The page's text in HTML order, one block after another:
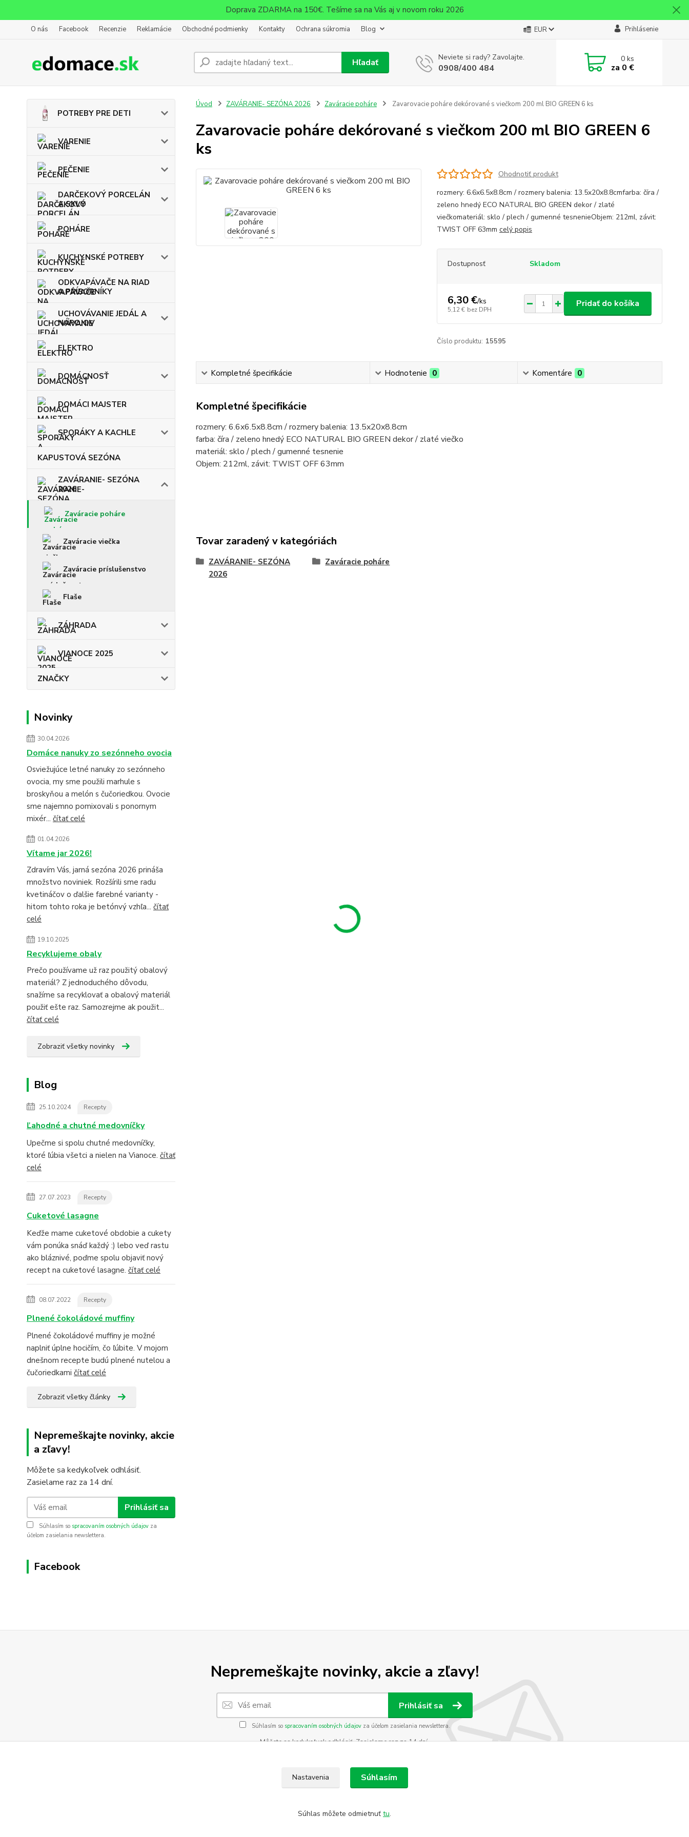
Doprava ZDARMA na 150€. Tešíme sa na Vás aj v novom roku 2026
O nás Facebook Recenzie Reklamácie Obchodné podmienky Kontakty Ochrana súkromia Blog EUR Prihlásenie
Hľadať Neviete si rady? Zavolajte.
0908/400 484
0ks
za 0 €
POTREBY PRE DETI
VARENIE
PEČENIE
DARČEKOVÝ PORCELÁN
A SKLO
POHÁRE
KUCHYNSKÉ POTREBY
ODKVAPÁVAČE NA RIAD
A PRÍBORNÍKY
UCHOVÁVANIE JEDÁL A
NÁPOJOV
ELEKTRO
DOMÁCNOSŤ
DOMÁCI MAJSTER
SPORÁKY A KACHLE
KAPUSTOVÁ SEZÓNA
ZAVÁRANIE- SEZÓNA
2026
Zaváracie poháre
Zaváracie viečka
Zaváracie príslušenstvo
Flaše
ZÁHRADA
VIANOCE 2025
ZNAČKY
Novinky
30.04.2026
Domáce nanuky zo sezónneho ovocia
Osviežujúce letné nanuky zo sezónneho
ovocia, my sme použili marhule s
broskyňou a melón s čučoriedkou. Ovocie
sme najemno pomixovali s ponornym
mixér... čítať celé
01.04.2026
Vítame jar 2026!
Zdravím Vás, jarná sezóna 2026 prináša
množstvo noviniek. Rozšírili sme radu
kvetináčov o ďalšie farebné varianty -
hitom tohto roka je betónvý vzhľa... čítať
celé
19.10.2025
Recyklujeme obaly
Prečo používame už raz použitý obalový
materiál? Z jednoduchého dôvodu,
snažíme sa recyklovať a obalový materiál
použiť ešte raz. Samozrejme ak použit...
čítať celé
Zobraziť všetky novinky
Blog
25.10.2024 Recepty
Ľahodné a chutné medovníčky
Upečme si spolu chutné medovníčky,
ktoré ľúbia všetci a nielen na Vianoce. čítať
celé
27.07.2023 Recepty
Cuketové lasagne
Keďže mame cuketové obdobie a cukety
vám ponúka snáď každý :) lebo veď rastu
ako bláznivé, poďme spolu objaviť nový
recept na cuketové lasagne. čítať celé
08.07.2022 Recepty
Plnené čokoládové muffiny
Plnené čokoládové muffiny je možné
naplniť úplne hocičím, čo ľúbite. V mojom
dnešnom recepte budú plnené nutelou a
čučoriedkami čítať celé
Zobraziť všetky články
Nepremeškajte novinky, akcie
a zľavy!
Môžete sa kedykoľvek odhlásiť.
Zasielame raz za 14 dní.
Prihlásiť sa
Súhlasím so spracovaním osobných údajov za
účelom zasielania newslettera.
Facebook
Úvod ZAVÁRANIE- SEZÓNA 2026 Zaváracie poháre Zavarovacie poháre dekórované s viečkom 200 ml BIO GREEN 6 ks
Zavarovacie poháre dekórované s viečkom 200 ml BIO GREEN 6
ks
Ohodnotiť produkt
rozmery: 6.6x6.5x8.8cm / rozmery balenia: 13.5x20x8.8cmfarba: číra /
zeleno hnedý ECO NATURAL BIO GREEN dekor / zlaté
viečkomateriál: sklo / plech / gumenné tesnenieObjem: 212ml, závit:
TWIST OFF 63mm celý popis
Dostupnosť Skladom
6,30 €/ks
5,12 € bez DPH
Pridať do košíka
Číslo produktu: 15595
Kompletné špecifikácie Hodnotenie 0 Komentáre 0
Kompletné špecifikácie
rozmery: 6.6x6.5x8.8cm / rozmery balenia: 13.5x20x8.8cm
farba: číra / zeleno hnedý ECO NATURAL BIO GREEN dekor / zlaté viečko
materiál: sklo / plech / gumenné tesnenie
Objem: 212ml, závit: TWIST OFF 63mm
Tovar zaradený v kategóriách
ZAVÁRANIE- SEZÓNA
2026
Zaváracie poháre
Nepremeškajte novinky, akcie a zľavy!
Prihlásiť sa
Súhlasím so spracovaním osobných údajovza účelom zasielania newslettera.
Môžete sa kedykoľvek odhlásiť. Zasielame raz za 14 dní.
Nastavenia Súhlasím
Súhlas môžete odmietnuť tu.